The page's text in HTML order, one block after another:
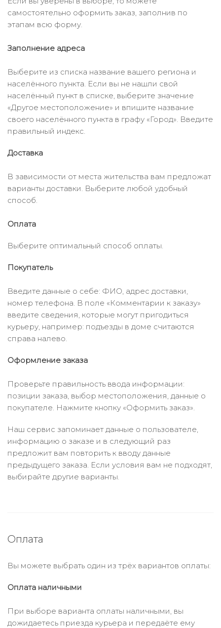
самостоятельно оформить заказ, заполнив по
этапам всю форму.
Заполнение адреса
Выберите из списка название вашего региона и
населённого пункта. Если вы не нашли свой
населённый пункт в списке, выберите значение
«Другое местоположение» и впишите название
своего населённого пункта в графу «Город». Введите
правильный индекс.
Доставка
В зависимости от места жительства вам предложат
варианты доставки. Выберите любой удобный
способ.
Оплата
Выберите оптимальный способ оплаты.
Покупатель
Введите данные о себе: ФИО, адрес доставки,
номер телефона. В поле «Комментарии к заказу»
введите сведения, которые могут пригодиться
курьеру, например: подъезды в доме считаются
справа налево.
Оформление заказа
Проверьте правильность ввода информации:
позиции заказа, выбор местоположения, данные о
покупателе. Нажмите кнопку «Оформить заказ».
Наш сервис запоминает данные о пользователе,
информацию о заказе и в следующий раз
предложит вам повторить к вводу данные
предыдущего заказа. Если условия вам не подходят,
выбирайте другие варианты.
Оплата
Вы можете выбрать один из трёх вариантов оплаты:
Оплата наличными
При выборе варианта оплаты наличными, вы
дожидаетесь приезда курьера и передаёте ему